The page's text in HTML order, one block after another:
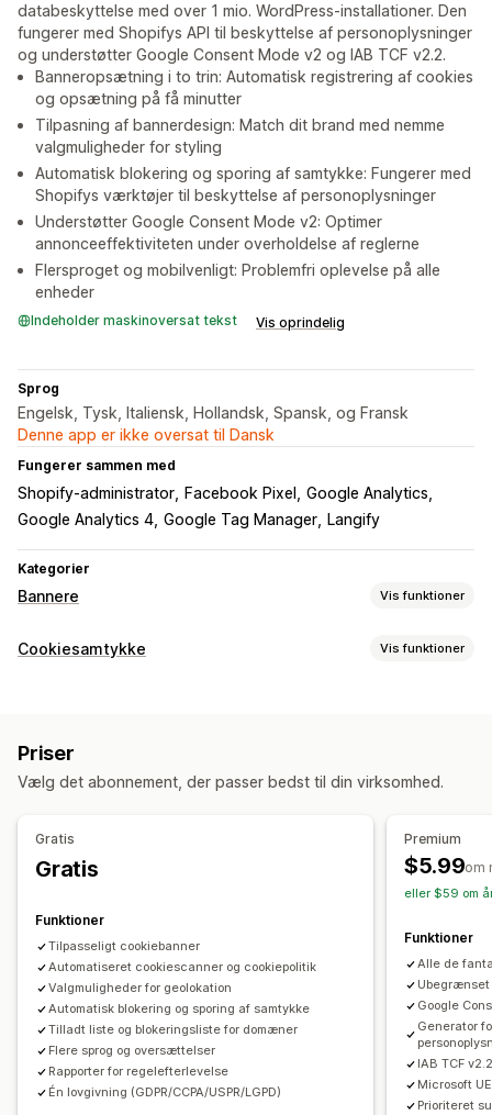
databeskyttelse med over 1 mio. WordPress-installationer. Den
fungerer med Shopifys API til beskyttelse af personoplysninger
og understøtter Google Consent Mode v2 og IAB TCF v2.2.
Banneropsætning i to trin: Automatisk registrering af cookies
og opsætning på få minutter
Tilpasning af bannerdesign: Match dit brand med nemme
valgmuligheder for styling
Automatisk blokering og sporing af samtykke: Fungerer med
Shopifys værktøjer til beskyttelse af personoplysninger
Understøtter Google Consent Mode v2: Optimer
annonceeffektiviteten under overholdelse af reglerne
Flersproget og mobilvenligt: Problemfri oplevelse på alle
enheder
Indeholder maskinoversat tekst Vis oprindelig
Sprog
Engelsk, Tysk, Italiensk, Hollandsk, Spansk, og Fransk
Denne app er ikke oversat til Dansk
Fungerer sammen med
Shopify-administrator Facebook Pixel
Google Analytics
Google Analytics 4 Google Tag Manager Langify
Kategorier
Bannere Vis funktioner
Bannertype
Tilpasning
Placering af banner
Animationer
Fastgjort visning
Tilpasset CSS
Planlægning
Adfærdsbaseret målretning
Cookiesamtykke Vis funktioner
Geolokation
Tilpasset tekst Flere sprog Registrering af sprog
Udløb af samtykke
Regulering
CCPA GDPR LGPD
Priser
Vælg det abonnement, der passer bedst til din virksomhed.
Gratis
Gratis
Funktioner
Tilpasseligt cookiebanner
Automatiseret cookiescanner og cookiepolitik
Valgmuligheder for geolokation
Automatisk blokering og sporing af samtykke
Tilladt liste og blokeringsliste for domæner
Flere sprog og oversættelser
Rapporter for regelefterlevelse
Én lovgivning (GDPR/CCPA/USPR/LGPD)
Premium
$5.99om
eller $59 om
Funktioner
Alle de
Google
Generator
IAB TCF
Microsoft
Prioriteret